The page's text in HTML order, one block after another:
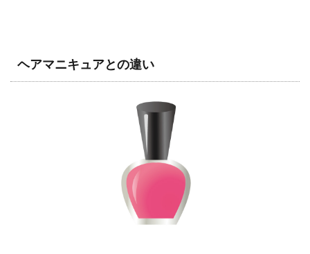
ヘアマニキュアとの違い